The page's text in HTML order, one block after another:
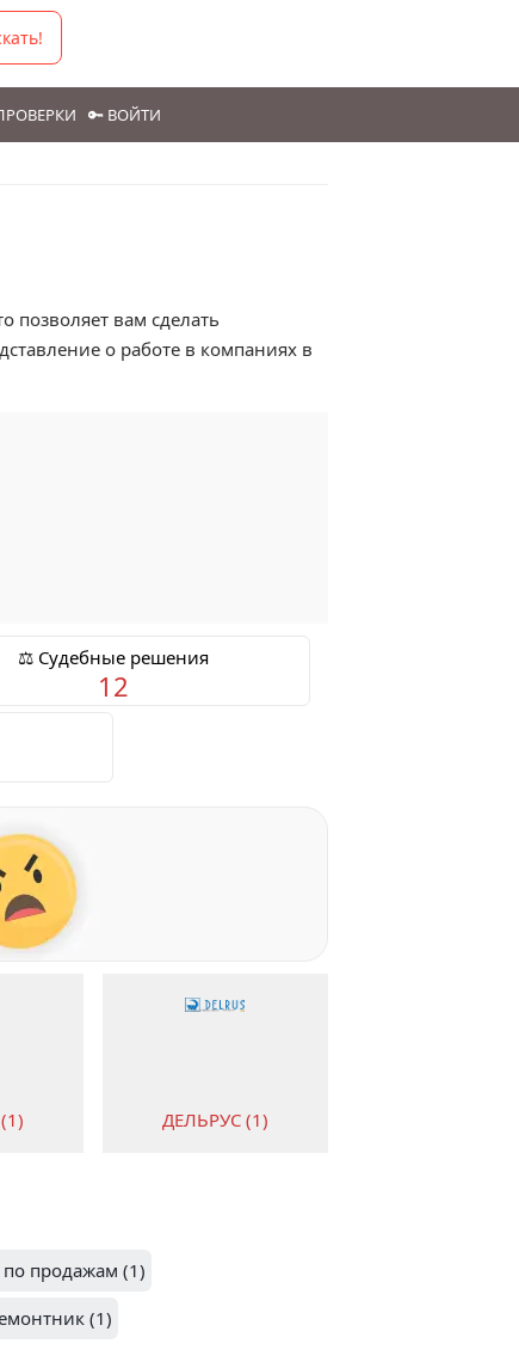
🔑 ВОЙТИ
позволяет вам сделать
о работе в компаниях в
⚖️ Судебные решения
12
ДЕЛЬРУС (1)
продажам (1)
(1)